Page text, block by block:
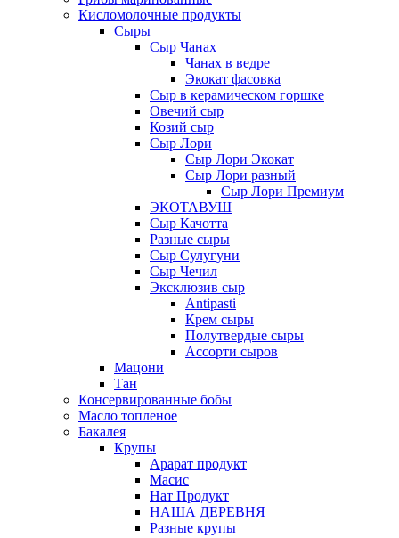
Кисломолочные продукты
Сыры
Сыр Чанах
Чанах в ведре
Экокат фасовка
Сыр в керамическом горшке
Овечий сыр
Козий сыр
Сыр Лори
Сыр Лори Экокат
Сыр Лори разный
Сыр Лори Премиум
ЭКОТАВУШ
Сыр Качотта
Разные сыры
Сыр Сулугуни
Сыр Чечил
Эксклюзив сыр
Antipasti
Крем сыры
Полутвердые сыры
Ассорти сыров
Мацони
Тан
Консервированные бобы
Масло топленое
Бакалея
Крупы
Арарат продукт
Масис
Нат Продукт
НАША ДЕРЕВНЯ
Разные крупы